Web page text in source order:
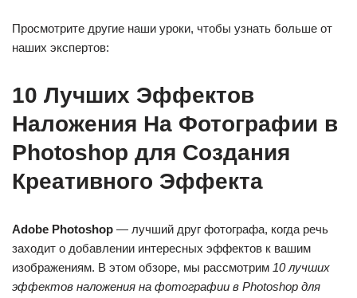
Просмотрите другие наши уроки, чтобы узнать больше от
наших экспертов:
10 Лучших Эффектов
Наложения На Фотографии в
Photoshop для Создания
Креативного Эффекта
Adobe Photoshop — лучший друг фотографа, когда речь
заходит о добавлении интересных эффектов к вашим
изображениям. В этом обзоре, мы рассмотрим 10 лучших
эффектов наложения на фотографии в Photoshop для